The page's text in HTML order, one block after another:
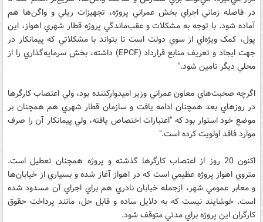
در فاصله زماني اجراي بخش عمراني پروژه، تجهيزات ريلي و واگن‌ها هم
آماده شود. با توجه به مشکلات و عقب‌ماندگي پروژه قطار شهري اهواز، اين
پول، کمک ويژه‌اي از سوي دولت است تا بتواند با مشکلاتي که پيمانکار در
جهت ايجاد و تعريف منابع قرارداد (EPCF) داشته، بخش سرمايه‌گذاري را از
محلي ديگر تامين شود."
اگرچه صحبت‌هاي معاون عمراني وزير اميدواركننده بود، ولي اعتصاب كارگرها
در روزهاي بعد همچنان ادامه يافت و سازمان قطار شهري هم همچنان بر
موضع خود استوار بود كه "اعتبارات اختصاص يافته، ولي پيمانكار آن را صرف
موارد فاقد اولويت كرده است."
اكنون 20 روز از اعتصاب كارگرها گذشته و پروژه همچنان تعطيل است.
متروي اهواز پروژه عظيمي است كه در اهواز آغاز شده و بسياري از خيابان‌ها
و معابر عمومي شهر، ازجمله خيابان نادري هم براي اجراي آن مسدود شده
است. خوشايند نيست كه به دلايل ساده و قابل حل، مانند پرداخت حقوق
كارگران اين پروژه براي مدتي متوقف شود.